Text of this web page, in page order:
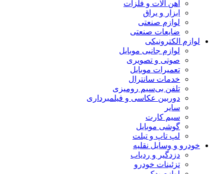
آهن آلات و فلزات
ابزار و یراق
لوازم صنعتی
ضایعات صنعتی
لوازم الکترونیکی
لوازم جانبی موبایل
صوتی و تصویری
تعمیرات موبایل
خدمات سانترال
تلفن بی‌سیم رومیزی
دوربین عکاسی و فیلمبرداری
سایر
سیم کارت
گوشی موبایل
لپ تاپ و تبلت
خودرو و وسایل نقلیه
دزدگیر و ردیاب
تزئینات خودرو